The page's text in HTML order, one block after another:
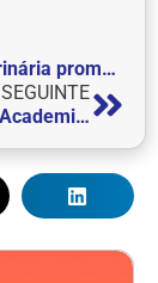
Semana do curso de Medicina Veterinária promove conhecimento e troca de experiências
SEGUINTE
Campeonato de Supino promovido pela Academia do Centro Universitário de Itajubá – FEPI atraí a comunidade